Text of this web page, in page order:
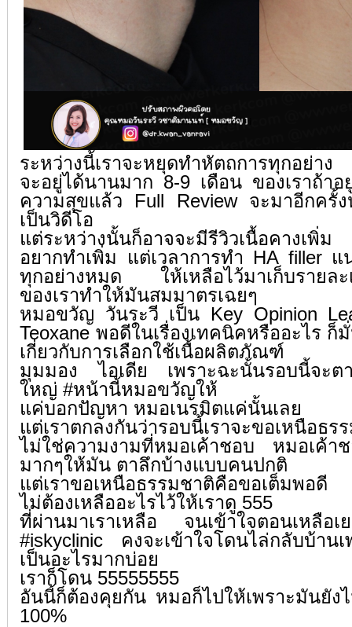
ระหว่างนี้เราจะหยุดทำหัตถการทุกอย่าง
จะอยู่ได้นานมาก 8-9 เดือน ของเราถ้าอ
ความสุขแล้ว Full Review จะมาอีกครั้
เป็นวิดีโอ
แต่ระหว่างนั้นก็อาจจะมีรีวิวเนื้อคางเพิ่
อยากทำเพิ่ม แต่เวลาการทำ HA filler แ
ทุกอย่างหมด ให้เหลือไว้มาเก็บรายละ
ของเราทำให้มันสมมาตรเฉยๆ
หมอขวัญ วันระวี เป็น Key Opinion
Teoxane พอดีในเรื่องเทคนิคหรืออะไร
เกี่ยวกับการเลือกใช้เนื้อผลิตภัณฑ์
มุมมอง ไอเดีย เพราะฉะนั้นรอบนี้จะต
ใหญ่ #หน้านี้หมอขวัญให้
แค่บอกปัญหา หมอเนรมิตแค่นั้นเลย
แต่เราตกลงกันว่ารอบนี้เราจะขอเหนือ
ไม่ใช่ความงามที่หมอเค้าชอบ หมอเค้า
มากๆให้มัน ตาลึกบ้างแบบคนปกติ
แต่เราขอเหนือธรรมชาติคือขอเต็มพอดี
ไม่ต้องเหลืออะไรไว้ให้เราดู 555
ที่ผ่านมาเราเหลือ จนเข้าใจตอนเหลือ
#iskyclinic คงจะเข้าใจโดนไล่กลับบ้านเ
เป็นอะไรมากบ่อย
เราก็โดน 55555555
อันนี้ก็ต้องคุยกัน หมอก็ไปให้เพราะมันยัง
100%